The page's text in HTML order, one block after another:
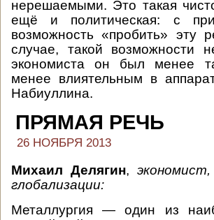
нерешаемыми. Это такая
ещё и политическая: с
возможность «пробить» эту
случае, такой возможности
экономиста он был менее
менее влиятельным в
Набиуллина.
ПРЯМАЯ РЕЧЬ
26 НОЯБРЯ 2013
Михаил Делягин,
глобализации:
Металлургия — один из